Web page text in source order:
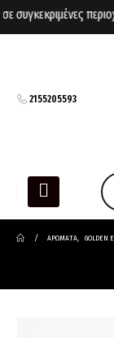
2155205593
ΑΡΩΜΑΤΑ, GOLDEN